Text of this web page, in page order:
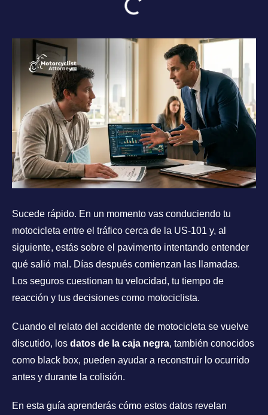
Sucede rápido. En un momento vas conduciendo tu
motocicleta entre el tráfico cerca de la US-101 y, al
siguiente, estás sobre el pavimento intentando entender
qué salió mal. Días después comienzan las llamadas.
Los seguros cuestionan tu velocidad, tu tiempo de
reacción y tus decisiones como motociclista.
Cuando el relato del accidente de motocicleta se vuelve
discutido, los datos de la caja negra, también conocidos
como black box, pueden ayudar a reconstruir lo ocurrido
antes y durante la colisión.
En esta guía aprenderás cómo estos datos revelan